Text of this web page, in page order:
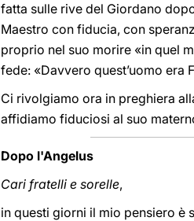
fatta sulle rive del Giordano
Maestro con fiducia, con
proprio nel suo morire «in quel
fede: «Davvero quest’uomo era
Ci rivolgiamo ora in preghiera
affidiamo fiduciosi al suo
Dopo l'Angelus
Cari fratelli e sorelle,
in questi giorni il mio pensiero è